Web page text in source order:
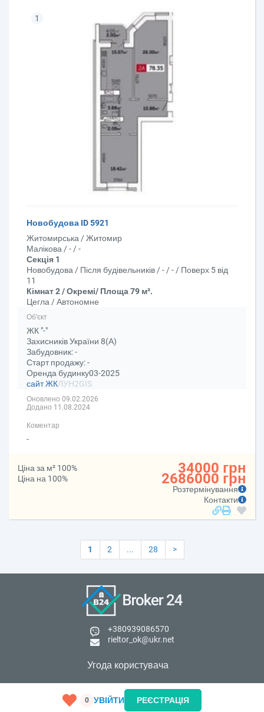
0 УВІЙТИ РЕЄСТРАЦІЯ
1
Новобудова ID 5921
Житомирська / Житомир
Малікова / - / -
Секція 1
Новобудова / Після будівельників / - / - / Поверх 5 від
11
Кімнат 2 / Окремі/ Площа 79 м².
Цегла / Автономне
Об’єкт
ЖК "-"
Захисників України 8(А)
Забудовник: -
Старт продажу: -
Оренда будинку03-2025
сайт ЖКЛУН2GIS
Оновлено 09.02.2026
Додано 11.08.2024
Коментар
-
Ціна за м² 100% 34000 грн
Ціна на 100% 2686000 грн
Розтермінування
Контакти
1 2 ... 28 >
+380939086570
rieltor_ok@ukr.net
Угода користувача
© 2026 broker24.com.ua. Усі права захищені